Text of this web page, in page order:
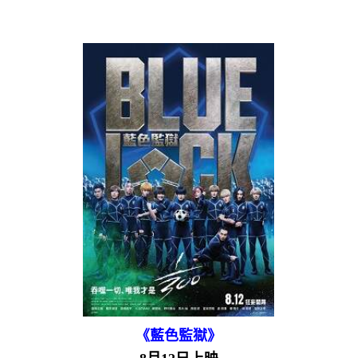
《藍色監獄》